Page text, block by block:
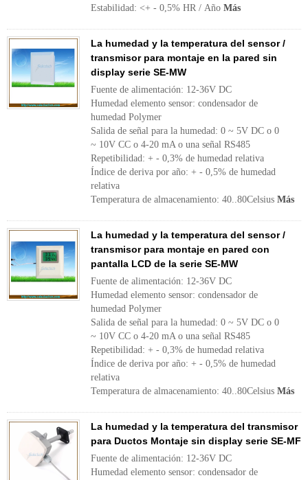
Estabilidad: <+ - 0,5% HR / Año Más
La humedad y la temperatura del sensor /
transmisor para montaje en la pared sin
display serie SE-MW
Fuente de alimentación: 12-36V DC
Humedad elemento sensor: condensador de
humedad Polymer
Salida de señal para la humedad: 0 ~ 5V DC o 0
~ 10V CC o 4-20 mA o una señal RS485
Repetibilidad: + - 0,3% de humedad relativa
Índice de deriva por año: + - 0,5% de humedad
relativa
Temperatura de almacenamiento: 40..80Celsius Más
La humedad y la temperatura del sensor /
transmisor para montaje en pared con
pantalla LCD de la serie SE-MW
Fuente de alimentación: 12-36V DC
Humedad elemento sensor: condensador de
humedad Polymer
Salida de señal para la humedad: 0 ~ 5V DC o 0
~ 10V CC o 4-20 mA o una señal RS485
Repetibilidad: + - 0,3% de humedad relativa
Índice de deriva por año: + - 0,5% de humedad
relativa
Temperatura de almacenamiento: 40..80Celsius Más
La humedad y la temperatura del transmisor
para Ductos Montaje sin display serie SE-MF
Fuente de alimentación: 12-36V DC
Humedad elemento sensor: condensador de